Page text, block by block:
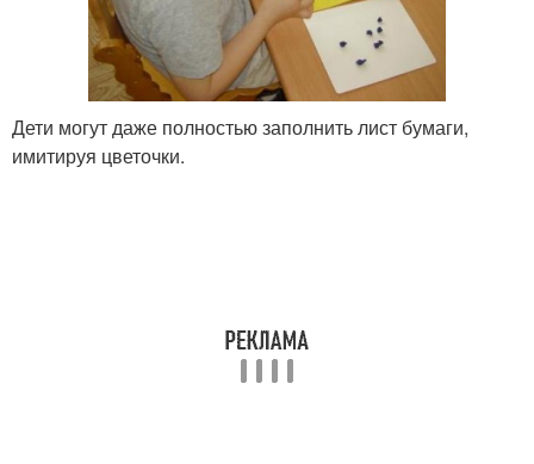
Дети могут даже полностью заполнить лист бумаги,
имитируя цветочки.